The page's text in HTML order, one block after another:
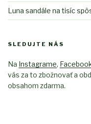
Luna sandále na tisíc
SLEDUJTE NÁS
Na Instagrame,
vás za to zbožnovať a
obsahom zdarma.